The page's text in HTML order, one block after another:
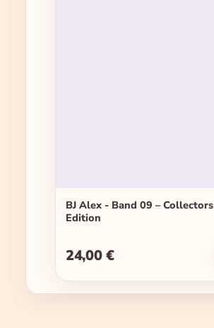
BJ Alex - Band 09 – Collectors
Edition
Regulärer Preis:
24,00 €